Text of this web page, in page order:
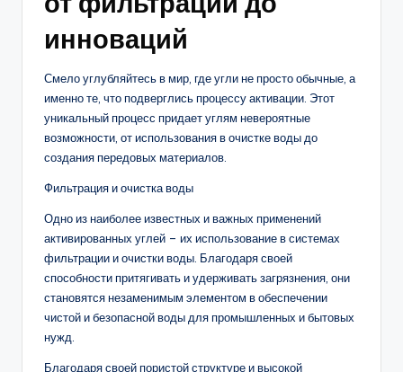
инноваций
Смело углубляйтесь в мир, где угли не просто обычные, а
именно те, что подверглись процессу активации. Этот
уникальный процесс придает углям невероятные
возможности, от использования в очистке воды до
создания передовых материалов.
Фильтрация и очистка воды
Одно из наиболее известных и важных применений
активированных углей – их использование в системах
фильтрации и очистки воды. Благодаря своей
способности притягивать и удерживать загрязнения, они
становятся незаменимым элементом в обеспечении
чистой и безопасной воды для промышленных и бытовых
нужд.
Благодаря своей пористой структуре и высокой